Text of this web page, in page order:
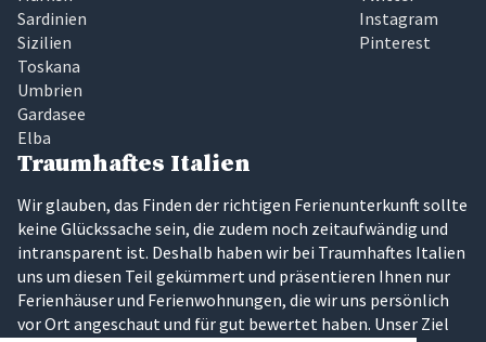
Sardinien
Sizilien
Toskana
Umbrien
Gardasee
Elba
Instagram
Pinterest
Traumhaftes Italien
Wir glauben, das Finden der richtigen Ferienunterkunft sollte
keine Glückssache sein, die zudem noch zeitaufwändig und
intransparent ist. Deshalb haben wir bei Traumhaftes Italien
uns um diesen Teil gekümmert und präsentieren Ihnen nur
Ferienhäuser und Ferienwohnungen, die wir uns persönlich
vor Ort angeschaut und für gut bewertet haben. Unser Ziel